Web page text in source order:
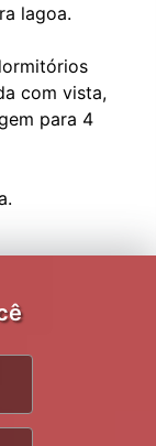
lagoa.
com vista,
para 4